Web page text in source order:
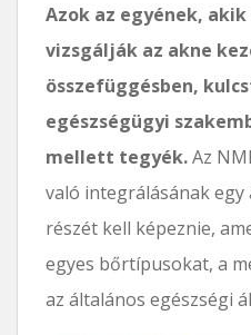
Azok az egyének,
vizsgálják az akne
összefüggésben,
egészségügyi
mellett tegyék.Az
való integrálásának
részét kell képeznie,
egyes bőrtípusokat, a
az általános egészségi